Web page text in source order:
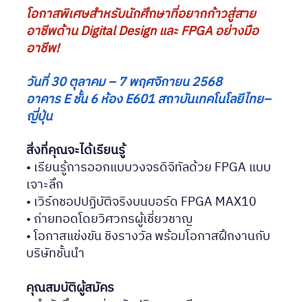
โอกาสพิเศษสำหรับนักศึกษาที่อยากก้าวสู่สาย
อาชีพด้าน Digital Design และ FPGA อย่างมือ
อาชีพ!
วันที่ 30 ตุลาคม – 7 พฤศจิกายน 2568
อาคาร E ชั้น 6 ห้อง E601 สถาบันเทคโนโลยีไทย–
ญี่ปุ่น
สิ่งที่คุณจะได้เรียนรู้
• เรียนรู้การออกแบบวงจรดิจิทัลด้วย FPGA แบบ
เจาะลึก
• เวิร์กชอปปฏิบัติจริงบนบอร์ด FPGA MAX10
• ถ่ายทอดโดยวิศวกรผู้เชี่ยวชาญ
• โอกาสแข่งขัน ชิงรางวัล พร้อมโอกาสฝึกงานกับ
บริษัทชั้นนำ
คุณสมบัติผู้สมัคร